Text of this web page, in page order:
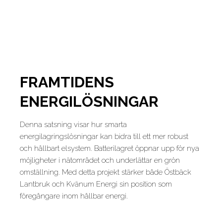
FRAMTIDENS
ENERGILÖSNINGAR
Denna satsning visar hur smarta
energilagringslösningar kan bidra till ett mer robust
och hållbart elsystem. Batterilagret öppnar upp för nya
möjligheter i nätområdet och underlättar en grön
omställning. Med detta projekt stärker både Östbäck
Lantbruk och Kvänum Energi sin position som
föregångare inom hållbar energi.